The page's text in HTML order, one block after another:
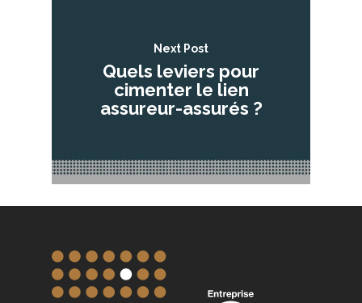
Next Post
Quels leviers pour
cimenter le lien
assureur-assurés ?